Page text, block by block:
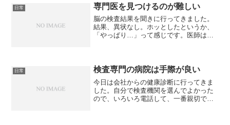
に勤務していたら、好きな時...
日常 専門医を見つけるのが難しい
脳の検査結果を聞きに行ってきました。
結果、異状なし。ホッとしたというか、
「やっぱり…」って感じです。医師は脳
く頭痛があるのは事実で、...
日常 検査専門の病院は手際が良い
今日は会社からの健康診断に行ってきま
した。自分で検査機関を選んでよかった
ので、いろいろ電話して、一番親切で、